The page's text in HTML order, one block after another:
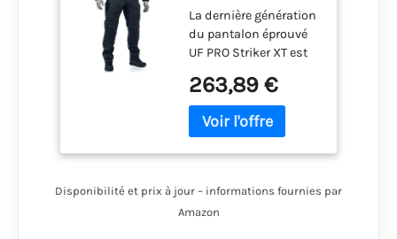
x 32L
La dernière génération
du pantalon éprouvé
UF PRO Striker XT est
design, robuste dans
son caractère et fiable
dans son utilisation.
protège-genoux
263,89 €
Disponibilité et prix à jour – informations fournies par
Amazon